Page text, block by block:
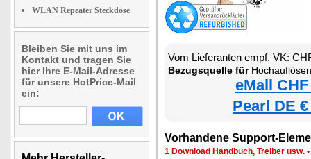
WLAN Repeater Steckdose
Bleiben Sie mit uns im
Kontakt und tragen Sie
hier Ihre E-Mail-Adresse
für unsere HotPrice-Mail
ein:
Vom Lieferanten empf. VK:
Bezugsquelle fürHochauflösende Pan-Tilt-
eMall
Pearl DE
Vorhandene Support-
1 Download Handbuch, Treiber usw. •